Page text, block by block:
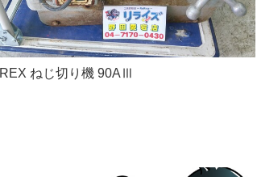
REX ねじ切り機 90AⅢ